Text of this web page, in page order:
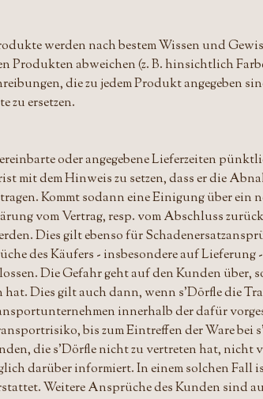
werden nach bestem Wissen und
Produkten abweichen (z. B. hinsichtlich
die zu jedem Produkt angegeben
zu ersetzen.
oder angegebene Lieferzeiten
mit dem Hinweis zu setzen, dass er die
Kommt sodann eine Einigung über
vom Vertrag, resp. vom Abschluss
Dies gilt ebenso für
des Käufers - insbesondere auf
Die Gefahr geht auf den Kunden
hat. Dies gilt auch dann, wenn s'Dörfle die
innerhalb der dafür
bis zum Eintreffen der Ware bei
die s'Dörfle nicht zu vertreten hat,
darüber informiert. In einem solchen Fall
Weitere Ansprüche des Kunden sind